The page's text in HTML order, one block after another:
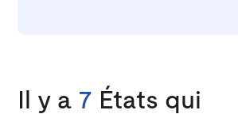
Il y a 7 États qui